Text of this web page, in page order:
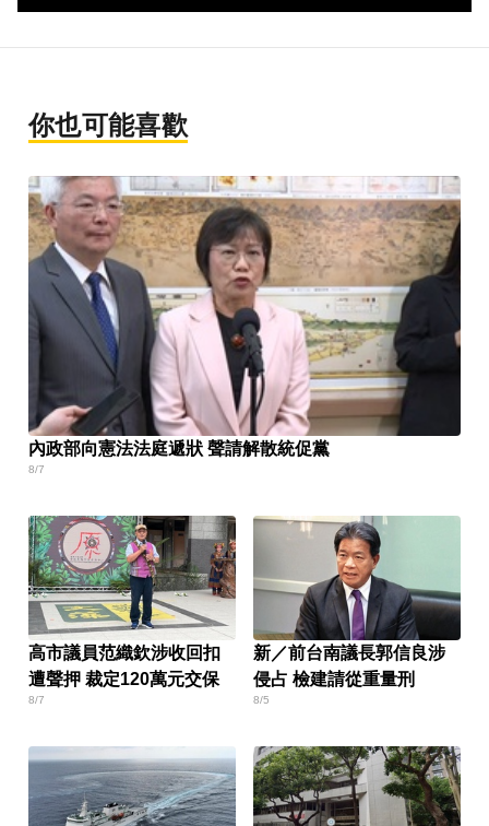
你也可能喜歡
內政部向憲法法庭遞狀 聲請解散統促黨
8/7
高市議員范織欽涉收回扣
遭聲押 裁定120萬元交保
8/7
新／前台南議長郭信良涉
侵占 檢建請從重量刑
8/5